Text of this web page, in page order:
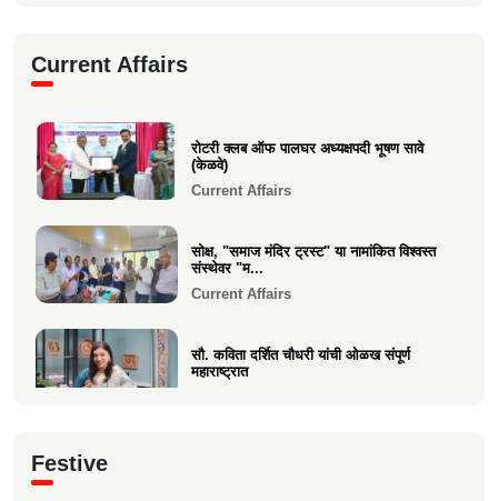
Sad Demise
Current Affairs
रोटरी क्लब ऑफ पालघर अध्यक्षपदी भूषण सावे
(केळवे)
Current Affairs
सोक्ष, "समाज मंदिर ट्रस्ट" या नामांकित विश्वस्त
संस्थेवर "म...
Current Affairs
सौ. कविता दर्शित चौधरी यांची ओळख संपूर्ण
महाराष्ट्रात
Festive